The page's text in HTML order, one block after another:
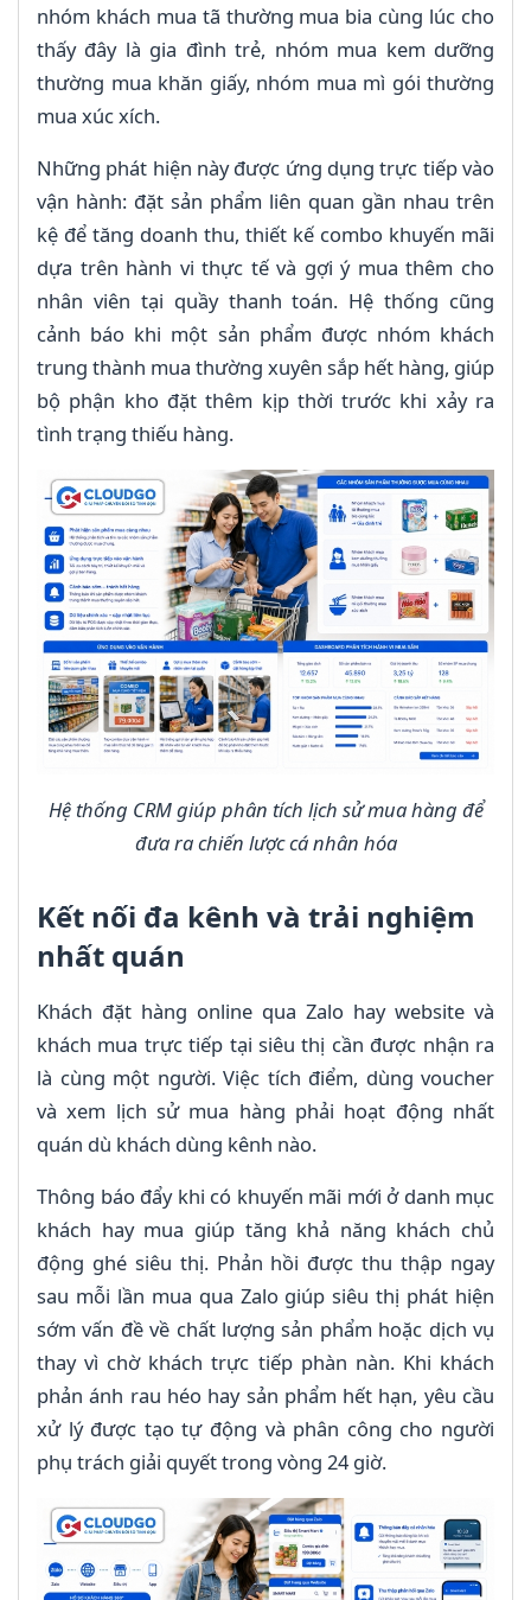
nhóm khách mua tã thường mua bia cùng lúc cho
thấy đây là gia đình trẻ, nhóm mua kem dưỡng
thường mua khăn giấy, nhóm mua mì gói thường
mua xúc xích.
Những phát hiện này được ứng dụng trực tiếp vào
vận hành: đặt sản phẩm liên quan gần nhau trên
kệ để tăng doanh thu, thiết kế combo khuyến mãi
dựa trên hành vi thực tế và gợi ý mua thêm cho
nhân viên tại quầy thanh toán. Hệ thống cũng
cảnh báo khi một sản phẩm được nhóm khách
trung thành mua thường xuyên sắp hết hàng, giúp
bộ phận kho đặt thêm kịp thời trước khi xảy ra
tình trạng thiếu hàng.
Hệ thống CRM giúp phân tích lịch sử mua hàng để
đưa ra chiến lược cá nhân hóa
Kết nối đa kênh và trải nghiệm
nhất quán
Khách đặt hàng online qua Zalo hay website và
khách mua trực tiếp tại siêu thị cần được nhận ra
là cùng một người. Việc tích điểm, dùng voucher
và xem lịch sử mua hàng phải hoạt động nhất
quán dù khách dùng kênh nào.
Thông báo đẩy khi có khuyến mãi mới ở danh mục
khách hay mua giúp tăng khả năng khách chủ
động ghé siêu thị. Phản hồi được thu thập ngay
sau mỗi lần mua qua Zalo giúp siêu thị phát hiện
sớm vấn đề về chất lượng sản phẩm hoặc dịch vụ
thay vì chờ khách trực tiếp phàn nàn. Khi khách
phản ánh rau héo hay sản phẩm hết hạn, yêu cầu
xử lý được tạo tự động và phân công cho người
phụ trách giải quyết trong vòng 24 giờ.